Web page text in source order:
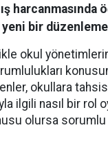
harcanmasında
bir
okul
okullara
ilgili nasıl bir rol
olursa